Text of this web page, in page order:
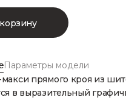
прямого кроя из
в выразительный
Параметры модели